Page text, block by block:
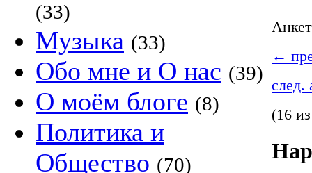
(33)
Музыка (33)
Обо мне и О нас (39)
О моём блоге (8)
Политика и
Общество (70)
←
след.
(16